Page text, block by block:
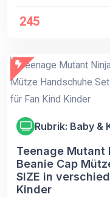
245
Rubrik: Baby &
Teenage Mutant
Beanie Cap
SIZE in
Kinder